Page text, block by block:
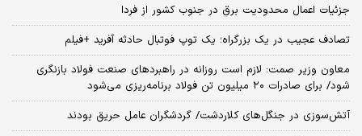
جزئیات اعمال محدودیت برق در جنوب کشور از فردا
تصادف عجیب در یک بزرگراه؛ یک توپ فوتبال حادثه‌ آفرید +فیلم
معاون وزیر صمت: لازم است روزانه در راهبردهای صنعت فولاد بازنگری
شود/ برای صادرات ۲۰ میلیون تن فولاد برنامه‌ریزی می‌شود
آتش‌سوزی در جنگل‌های کلاردشت/ گردشگران عامل حریق بودند